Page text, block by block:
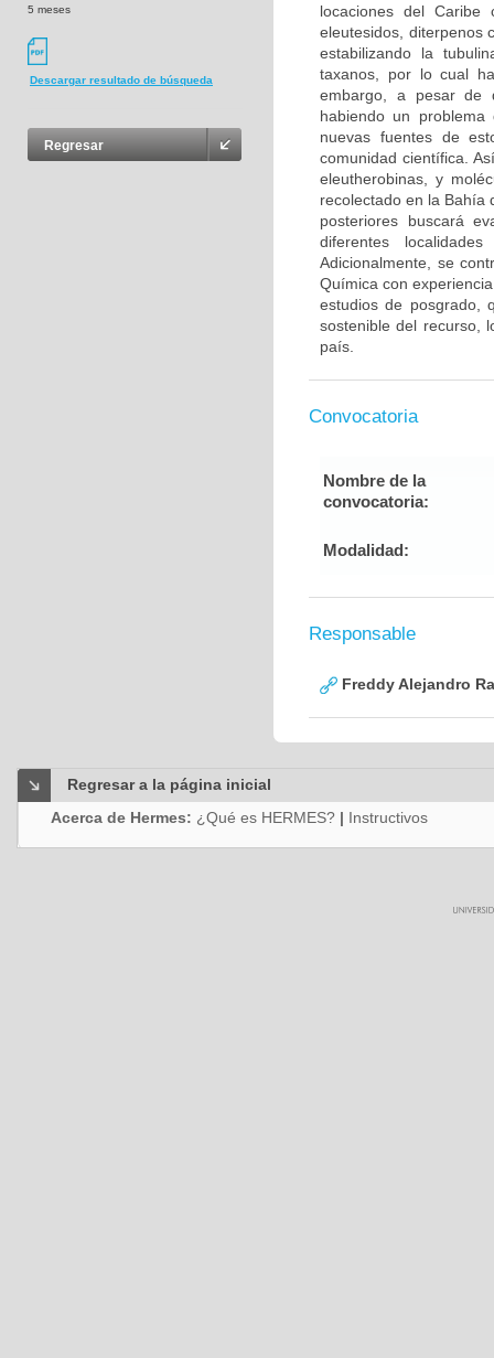
5 meses
Descargar resultado de búsqueda
Regresar
locaciones del
eleutesidos, diterpenos
estabilizando la
taxanos, por lo cual
embargo, a pesar de
habiendo un
nuevas fuentes de
comunidad científica.
eleutherobinas, y
recolectado en la Bahía
posteriores buscará
diferentes
Adicionalmente, se
Química con
estudios de posgrado,
sostenible del recurso,
país.
Convocatoria
Nombre de la
convocatoria:
Modalidad:
Responsable
Freddy Alejandro
Regresar a la página inicial
Acerca de Hermes: ¿Qué es HERMES? | Instructivos